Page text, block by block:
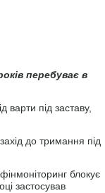
перебуває в
варти під заставу,
до тримання під
блокує
застосував